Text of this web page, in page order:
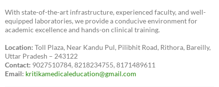
With state-of-the-art infrastructure, experienced faculty, and well-
equipped laboratories, we provide a conducive environment for
academic excellence and hands-on clinical training.
Location: Toll Plaza, Near Kandu Pul, Pilibhit Road, Rithora, Bareilly,
Uttar Pradesh – 243122
Contact: 9027510784, 8218234755, 8171489611
Email: kritikamedicaleducation@gmail.com